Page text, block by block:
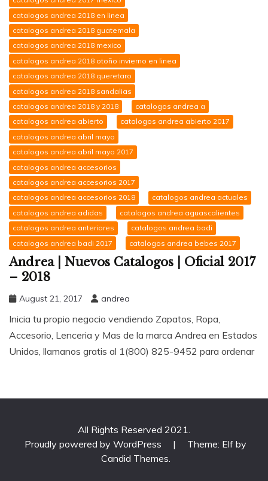
catalogos andrea 2018 en linea
catalogos andrea 2018 guatemala
catalogos andrea 2018 mexico
catalogos andrea 2018 otoño invierno en linea
catalogos andrea 2018 queretaro
catalogos andrea 2018 sandalias
catalogos andrea 2018 y 2018
catalogos andrea a
catalogos andrea abierto
catalogos andrea abierto 2017
catalogos andrea abril mayo
catalogos andrea abril mayo 2017
catalogos andrea accesorios
catalogos andrea accesorios 2017
catalogos andrea accesorios 2018
catalogos andrea actuales
catalogos andrea adidas
catalogos andrea aguascalientes
catalogos andrea anteriores
catalogos andrea badi
catalogos andrea badi 2017
catalogos andrea bebes 2017
Andrea | Nuevos Catalogos | Oficial 2017
– 2018
August 21, 2017 andrea
Inicia tu propio negocio vendiendo Zapatos, Ropa,
Accesorio, Lenceria y Mas de la marca Andrea en Estados
Unidos, llamanos gratis al 1(800) 825-9452 para ordenar
All Rights Reserved 2021.
Proudly powered by WordPress
|
Theme: Elf by
Candid Themes